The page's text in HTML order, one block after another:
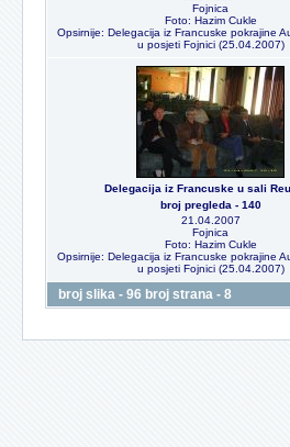
Fojnica
Foto: Hazim Cukle
Opsirnije: Delegacija iz Francuske pokrajine
u posjeti Fojnici (25.04.2007)
Delegacija iz Francuske u sali
broj pregleda - 140
21.04.2007
Fojnica
Foto: Hazim Cukle
Opsirnije: Delegacija iz Francuske pokrajine
u posjeti Fojnici (25.04.2007)
broj slika - 96 broj strana - 8